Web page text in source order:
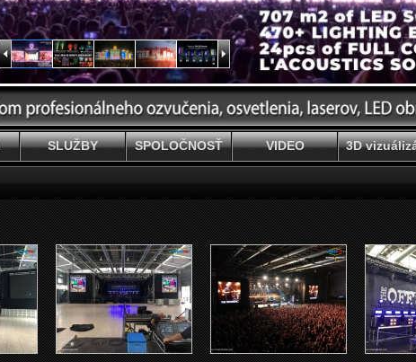
SLUŽBY SPOLOČNOSŤ VIDEO 3D